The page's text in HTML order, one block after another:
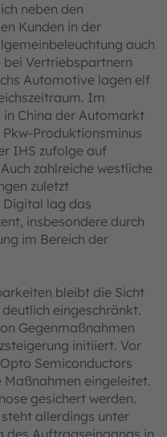
neben den
Kunden in der
auch
Vertriebspartnern
Automotive lagen elf
Im
China der Automarkt
Produktionsminus
IHS zufolge auf
zahlreiche westliche
zuletzt
Digital lag das
insbesondere durch
im Bereich der
bleibt die Sicht
eingeschränkt.
Gegenmaßnahmen
initiiert. Vor
Semiconductors
eingeleitet.
gesichert werden.
allerdings unter
des Auftragseingangs in